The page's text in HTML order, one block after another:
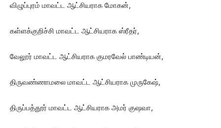
விழுப்புரம் மாவட்ட ஆட்சியராக மோகன்,
கள்ளக்குறிச்சி மாவட்ட ஆட்சியராக ஸ்ரீதர்,
வேலூர் மாவட்ட ஆட்சியராக குமரவேல் பாண்டியன்,
திருவண்ணாமலை மாவட்ட ஆட்சியராக முருகேஷ்,
திருப்பத்தூர் மாவட்ட ஆட்சியராக அமர் குஷவா,